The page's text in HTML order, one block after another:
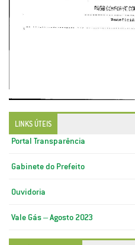
LINKS ÚTEIS
Portal Transparência
Gabinete do Prefeito
Ouvidoria
Vale Gás – Agosto 2023